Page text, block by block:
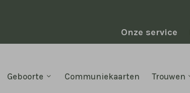
Onze service
Geboorte Communiekaarten Trouwen